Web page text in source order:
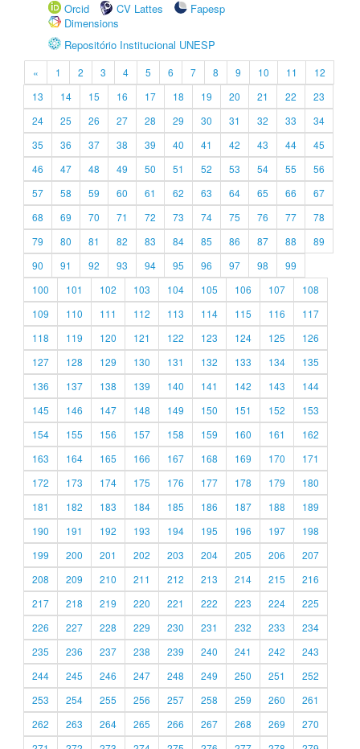
Orcid
CV Lattes
Fapesp
Dimensions
Repositório Institucional UNESP
« 1 2 3 4 5 6 7 8 9 10 11
12
13
14 15 16 17 18 19 20 21 22
23
24
25 26 27 28 29 30 31 32 33
34
35
36 37 38 39 40 41 42 43 44
45
46
47 48 49 50 51 52 53 54 55
56
57
58 59 60 61 62 63 64 65 66
67
68
69 70 71 72 73 74 75 76 77
78
79
80 81 82 83 84 85 86 87 88
89
90
91 92 93 94 95 96 97 98
99
100
101 102 103 104 105 106 107
108
109
110 111 112 113 114 115 116
117
118
119 120 121 122 123 124 125
126
127
128 129 130 131 132 133 134
135
136
137 138 139 140 141 142 143
144
145
146 147 148 149 150 151 152
153
154
155 156 157 158 159 160 161
162
163
164 165 166 167 168 169 170
171
172
173 174 175 176 177 178 179
180
181
182 183 184 185 186 187 188
189
190
191 192 193 194 195 196 197
198
199
200 201 202 203 204 205 206
207
208
209 210 211 212 213 214 215
216
217
218 219 220 221 222 223 224
225
226
227 228 229 230 231 232 233
234
235
236 237 238 239 240 241 242
243
244
245 246 247 248 249 250 251
252
253
254 255 256 257 258 259 260
261
262
263 264 265 266 267 268 269
270